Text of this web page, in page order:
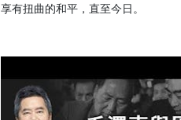
享有扭曲的和平，直至今日。